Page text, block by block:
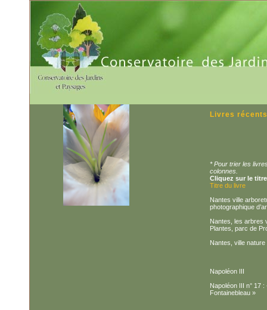
Livres récents
* Pour trier les
colonnes.
Cliquez sur le
Titre du livre
Nantes ville
photographique
Nantes, les arbres
Plantes, parc de
Nantes, ville nature
Napoléon III
Napoléon III n° 17
Fontainebleau »